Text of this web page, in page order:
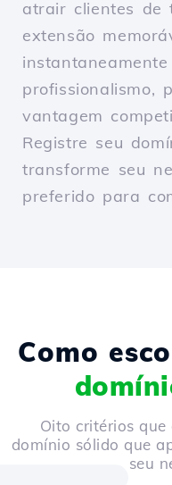
atrair clientes de
extensão
profissionalismo,
vantagem
Registre seu
transforme seu
preferido para
Como
Oito critérios
domínio sólido que
seu